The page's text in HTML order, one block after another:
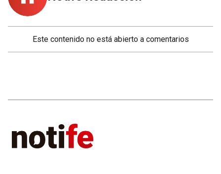
Este contenido no está abierto a comentarios